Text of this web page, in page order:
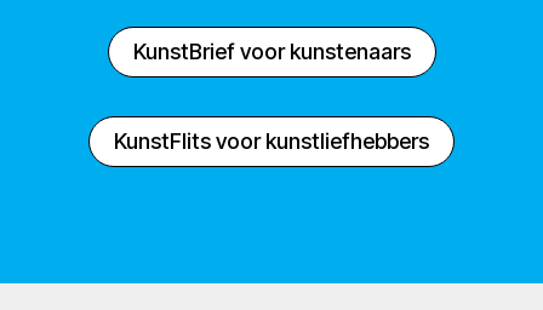
KunstBrief voor kunstenaars
KunstFlits voor kunstliefhebbers